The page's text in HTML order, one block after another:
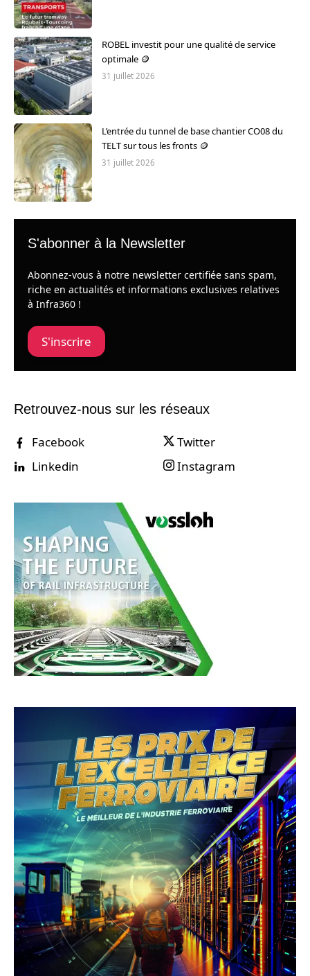
ROBEL investit pour une qualité de service
optimale 🪙
31 juillet 2026
L’entrée du tunnel de base chantier CO08 du
TELT sur tous les fronts 🪙
31 juillet 2026
S'abonner à la Newsletter
Abonnez-vous à notre newsletter certifiée sans spam,
riche en actualités et informations exclusives relatives
à Infra360 !
S'inscrire
Retrouvez-nous sur les réseaux
Facebook
Twitter
Linkedin
Instagram